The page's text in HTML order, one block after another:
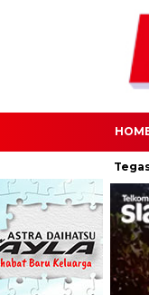
Raas: Tegaskan